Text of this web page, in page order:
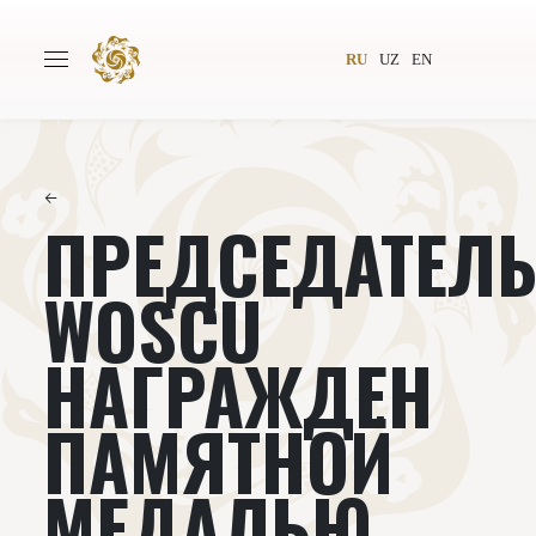
RU UZ EN
Всемирное общество
Издательство
Подкасты
Книги Видеолекторий
←
WOSCU
НАГРАЖДЕН
ПАМЯТНОЙ